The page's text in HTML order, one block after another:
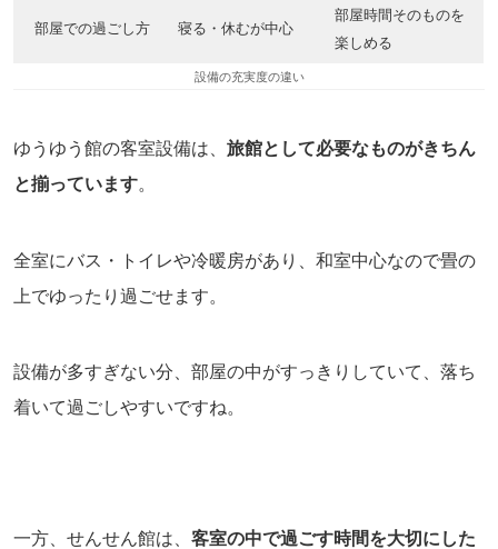
部屋での過ごし方 寝る・休むが中心
部屋時間そのものを
楽しめる
設備の充実度の違い
ゆうゆう館の客室設備は、 旅館として必要なものがきちん
と揃っています。
全室にバス・トイレや冷暖房があり、和室中心なので畳の
上でゆったり過ごせます。
設備が多すぎない分、部屋の中がすっきりしていて、落ち
着いて過ごしやすいですね。
一方、せんせん館は、 客室の中で過ごす時間を大切にした